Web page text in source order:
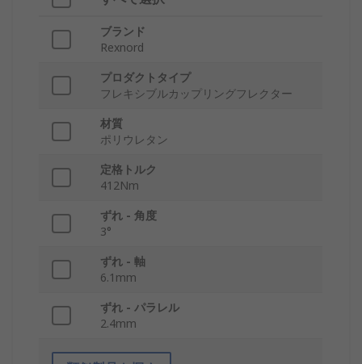
ブランド
Rexnord
プロダクトタイプ
フレキシブルカップリングフレクター
材質
ポリウレタン
定格トルク
412Nm
ずれ - 角度
3°
ずれ - 軸
6.1mm
ずれ - パラレル
2.4mm